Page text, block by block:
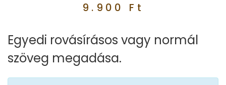
9.900 Ft
Egyedi rovásírásos vagy normál
szöveg megadása.